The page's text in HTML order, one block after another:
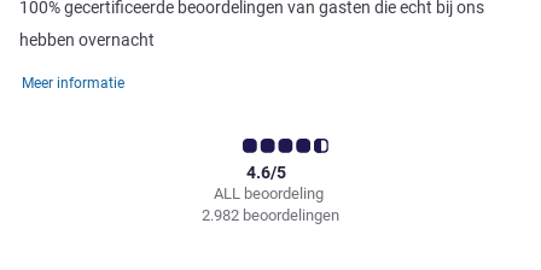
100% gecertificeerde beoordelingen van gasten die echt bij ons
hebben overnacht
Meer informatie
ALL beoordeling
4.6/5
2.982 beoordelingen